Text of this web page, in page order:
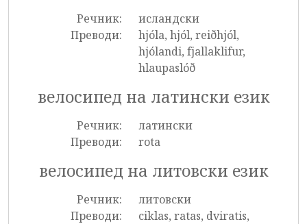
Речник:
исландски
Преводи:
hjóla, hjól, reiðhjól,
hjólandi, fjallaklifur,
hlaupaslóð
велосипед на латински език
Речник:
латински
Преводи:
rota
велосипед на литовски език
Речник:
литовски
Преводи:
ciklas, ratas, dviratis,